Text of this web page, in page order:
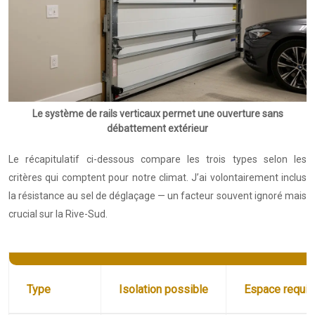
Le système de rails verticaux permet une ouverture sans
débattement extérieur
Le récapitulatif ci-dessous compare les trois types selon les
critères qui comptent pour notre climat. J’ai volontairement inclus
la résistance au sel de déglaçage — un facteur souvent ignoré mais
crucial sur la Rive-Sud.
Type Isolation possible Espace